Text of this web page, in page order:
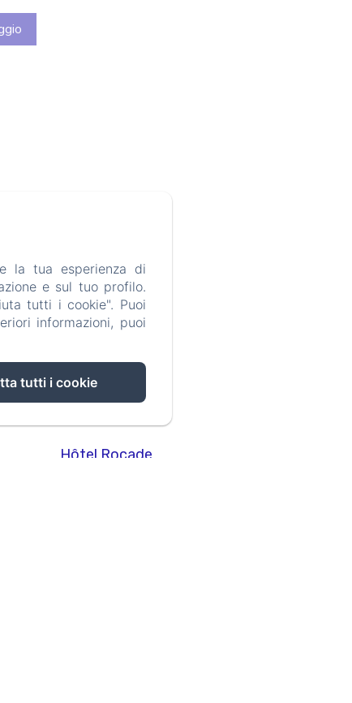
Hôtel Rocade
la tua esperienza di
e sul tuo profilo.
tutti i cookie". Puoi
informazioni, puoi
tutti i cookie